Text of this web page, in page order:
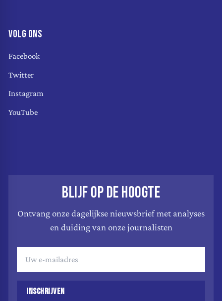
VOLG ONS
Facebook
Twitter
Instagram
YouTube
BLIJF OP DE HOOGTE
Ontvang onze dagelijkse nieuwsbrief met analyses
en duiding van onze journalisten
INSCHRIJVEN